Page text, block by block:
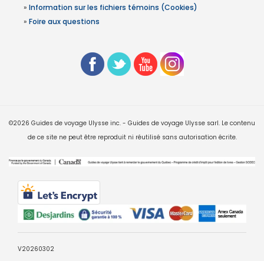
» Information sur les fichiers témoins (Cookies)
» Foire aux questions
©2026 Guides de voyage Ulysse inc. - Guides de voyage Ulysse sarl. Le contenu
de ce site ne peut être reproduit ni réutilisé sans autorisation écrite.
V20260302